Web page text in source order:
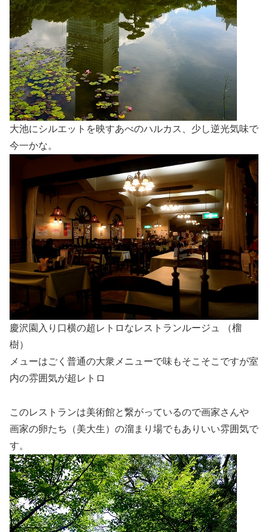
大池にシルエットを映すあべのハルカス、少し逆光気味で
今一かな。
慶沢園入り口横の超レトロなレストランルージュ （榴
樹）
メューはごく普通の大衆メニューで味もそこそこですが室
内の雰囲気が超レトロ
このレストランは美術館と繋がっているので画家さんや
画家の卵たち（美大生）の溜まり場でもありいい雰囲気で
す。